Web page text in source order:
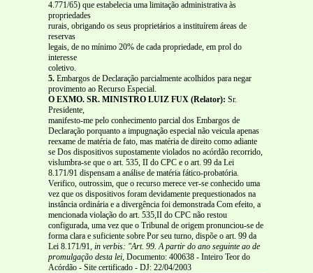
4.771/65) que estabelecia uma limitação administrativa às
propriedades
rurais, obrigando os seus proprietários a instituírem áreas de
reservas
legais, de no mínimo 20% de cada propriedade, em prol do
interesse
coletivo.
5. Embargos de Declaração parcialmente acolhidos para negar
provimento ao Recurso Especial.
O EXMO. SR. MINISTRO LUIZ FUX (Relator): Sr.
Presidente,
manifesto-me pelo conhecimento parcial dos Embargos de
Declaração porquanto a impugnação especial não veicula apenas
reexame de matéria de fato, mas matéria de direito como adiante
se Dos dispositivos supostamente violados no acórdão recorrido,
vislumbra-se que o art. 535, II do CPC e o art. 99 da Lei
8.171/91 dispensam a análise de matéria fático-probatória.
Verifico, outrossim, que o recurso merece ver-se conhecido uma
vez que os dispositivos foram devidamente prequestionados na
instância ordinária e a divergência foi demonstrada Com efeito, a
mencionada violação do art. 535,II do CPC não restou
configurada, uma vez que o Tribunal de origem pronunciou-se de
forma clara e suficiente sobre Por seu turno, dispõe o art. 99 da
Lei 8.171/91, in verbis: "Art. 99. A partir do ano seguinte ao de
promulgação desta lei, Documento: 400638 - Inteiro Teor do
Acórdão - Site certificado - DJ: 22/04/2003